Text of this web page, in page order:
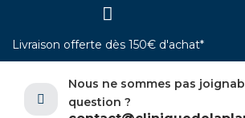
Livraison offerte dès 150€ d'achat*
Nous ne sommes pas
question ?